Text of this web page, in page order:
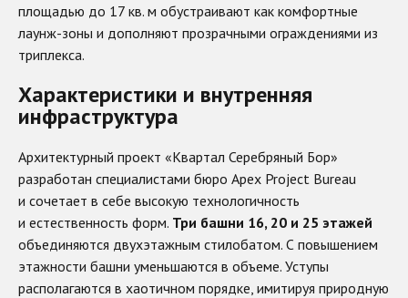
площадью до 17 кв. м обустраивают как комфортные
лаунж-зоны и дополняют прозрачными ограждениями из
триплекса.
Характеристики и внутренняя
инфраструктура
Архитектурный проект «Квартал Серебряный Бор»
разработан специалистами бюро Apex Project Bureau
и сочетает в себе высокую технологичность
и естественность форм. Три башни 16, 20 и 25 этажей
объединяются двухэтажным стилобатом. С повышением
этажности башни уменьшаются в объеме. Уступы
располагаются в хаотичном порядке, имитируя природную